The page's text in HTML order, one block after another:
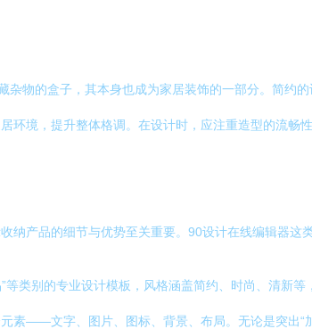
杂物的盒子，其本身也成为家居装饰的一部分。简约
境，提升整体格调。在设计时，应注重造型的流畅
产品的细节与优势至关重要。90设计在线编辑器这
等类别的专业设计模板，风格涵盖简约、时尚、清新
素——文字、图片、图标、背景、布局。无论是突出“